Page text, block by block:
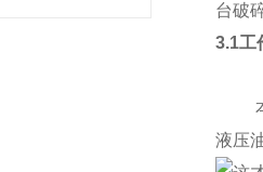
台破
3.1工
本
液压